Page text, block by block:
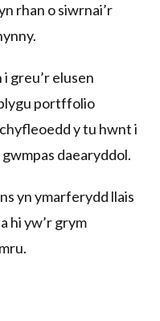
rhan o siwrnai’r
greu’r elusen
portffolio
y tu hwnt i
daearyddol.
yn ymarferydd llais
hi yw’r grym